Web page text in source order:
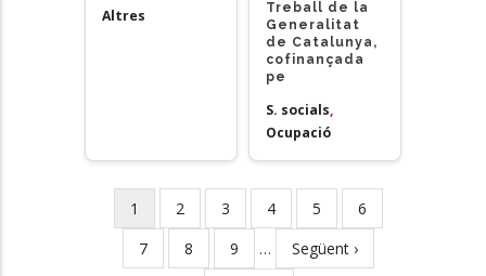
Altres
Treball de la
Generalitat
de Catalunya,
cofinançada
pe
S. socials,
Ocupació
Pagination
Current
page
1 Page
2 Page
3 Page
4 Page
5 Page
6
Page
7 Page
8 Page
9 …
Next
Següent ›